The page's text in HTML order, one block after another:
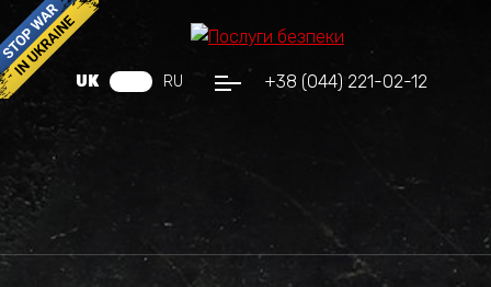
+38 (044) 221-02-12
UK RU